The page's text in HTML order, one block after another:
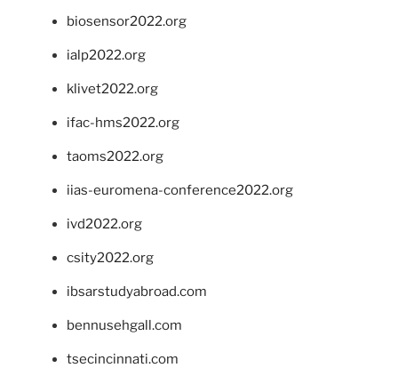
biosensor2022.org
ialp2022.org
klivet2022.org
ifac-hms2022.org
taoms2022.org
iias-euromena-conference2022.org
ivd2022.org
csity2022.org
ibsarstudyabroad.com
bennusehgall.com
tsecincinnati.com